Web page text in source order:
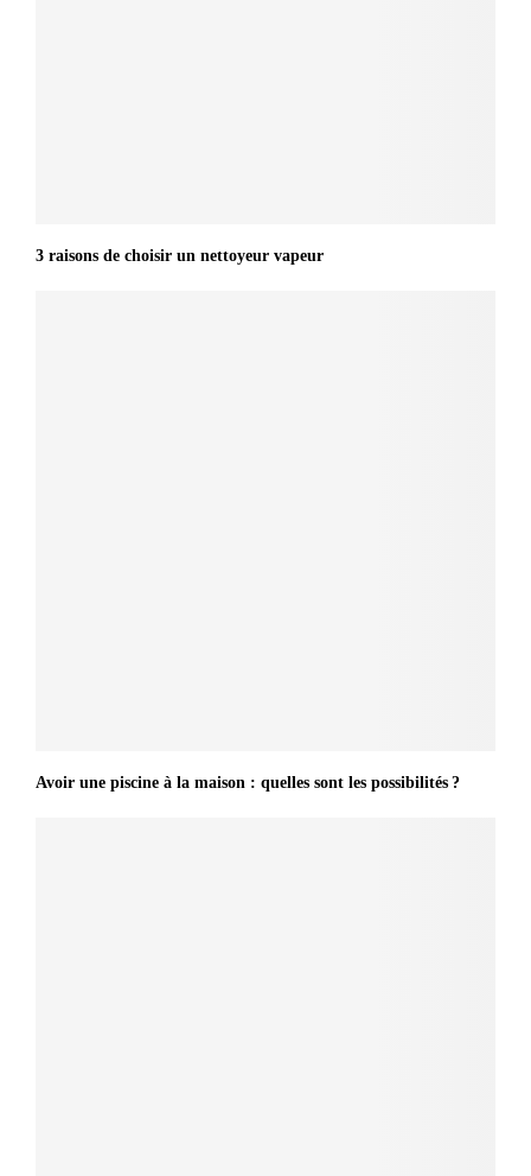
3 raisons de choisir un nettoyeur vapeur
Avoir une piscine à la maison : quelles sont les possibilités ?